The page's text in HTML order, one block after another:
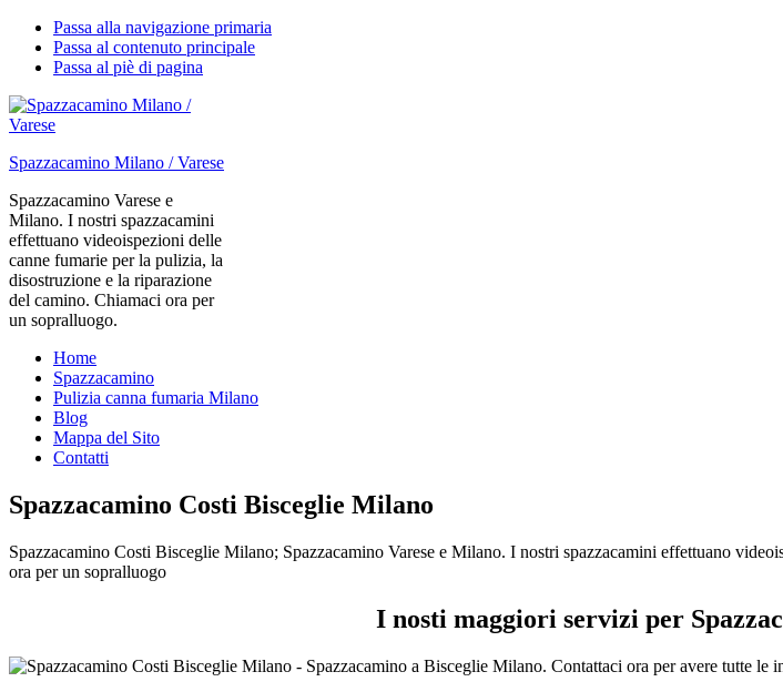
Passa alla navigazione primaria
Passa al contenuto principale
Passa al piè di pagina
Spazzacamino Milano / Varese
Spazzacamino Varese e
Milano. I nostri spazzacamini
effettuano videoispezioni delle
canne fumarie per la pulizia, la
disostruzione e la riparazione
del camino. Chiamaci ora per
un sopralluogo.
Home
Spazzacamino
Pulizia canna fumaria Milano
Blog
Mappa del Sito
Contatti
Spazzacamino Costi Bisceglie Milano
Spazzacamino Costi Bisceglie Milano; Spazzacamino Varese e Milano. I nostri spazzacamini effettuano
ora per un sopralluogo
I nosti maggiori servizi per